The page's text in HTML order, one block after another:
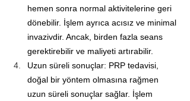
hemen sonra normal aktivitelerine geri
dönebilir. İşlem ayrıca acısız ve minimal
invazivdir. Ancak, birden fazla seans
gerektirebilir ve maliyeti artırabilir.
Uzun süreli sonuçlar: PRP tedavisi,
doğal bir yöntem olmasına rağmen
uzun süreli sonuçlar sağlar. İşlem